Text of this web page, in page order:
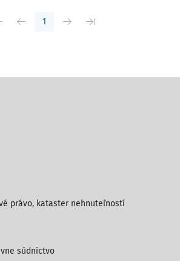
1
právo, kataster nehnuteľností
súdnictvo